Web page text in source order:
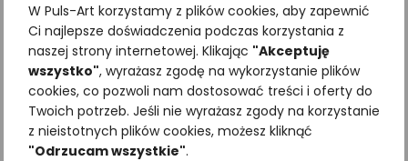
W Puls-Art korzystamy z plików cookies, aby zapewnić
Ci najlepsze doświadczenia podczas korzystania z
naszej strony internetowej. Klikając "Akceptuję
wszystko", wyrażasz zgodę na wykorzystanie plików
cookies, co pozwoli nam dostosować treści i oferty do
Twoich potrzeb. Jeśli nie wyrażasz zgody na korzystanie
z nieistotnych plików cookies, możesz kliknąć
"Odrzucam wszystkie".
55 kart do gry
Broszura edukacyjna
Zasady 5 gier karcianych
Podobne produkty